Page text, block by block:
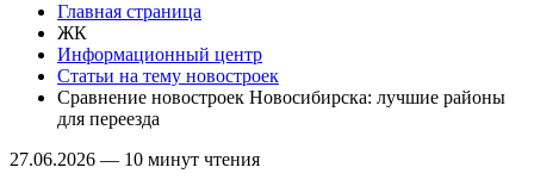
Главная страница
ЖК
Информационный центр
Статьи на тему новостроек
Сравнение новостроек Новосибирска: лучшие районы
для переезда
27.06.2026 — 10 минут чтения